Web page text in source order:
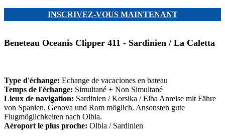
INSCRIVEZ-VOUS MAINTENANT
Beneteau Oceanis Clipper 411 - Sardinien / La Caletta
Type d'échange: Echange de vacaciones en bateau
Temps de l'échange: Simultané + Non Simultané
Lieux de navigation: Sardinien / Korsika / Elba Anreise mit Fähre
von Spanien, Genova und Rom möglich. Ansonsten gute
Flugmöglichkeiten nach Olbia.
Aéroport le plus proche: Olbia / Sardinien